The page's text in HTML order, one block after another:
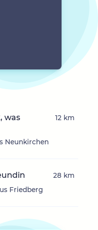
was
Neunkirchen
12 km
Friedberg
28 km